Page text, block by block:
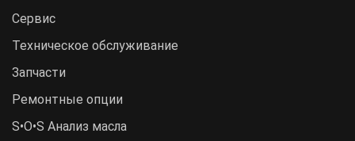
Сервис
Техническое обслуживание
Запчасти
Ремонтные опции
S•O•S Анализ масла